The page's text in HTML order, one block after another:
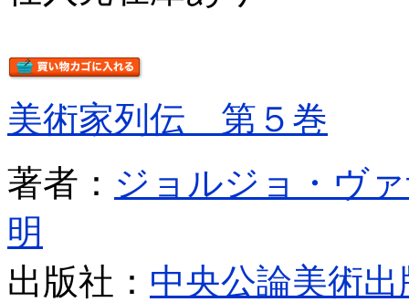
美術家列伝 第５巻
著者： ジョルジョ・ヴ
明
出版社： 中央公論美術出